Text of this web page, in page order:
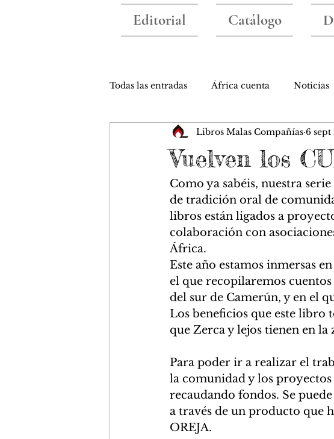
Editorial Catálogo
Todas las entradas África cuenta Noticias
Colaboraciones Nuestros libros
Vuelven los
Libros Malas Compañías 6 sept
Como ya sabéis, nuestra
de tradición oral de
libros están ligados a
colaboración con
África.
Este año estamos inmersas
el que recopilaremos
del sur de Camerún, y en el
Los beneficios que este libro
que Zerca y lejos tienen en la
Para poder ir a realizar el
la comunidad y los proyectos
recaudando fondos. Se
a través de un producto que
OREJA.